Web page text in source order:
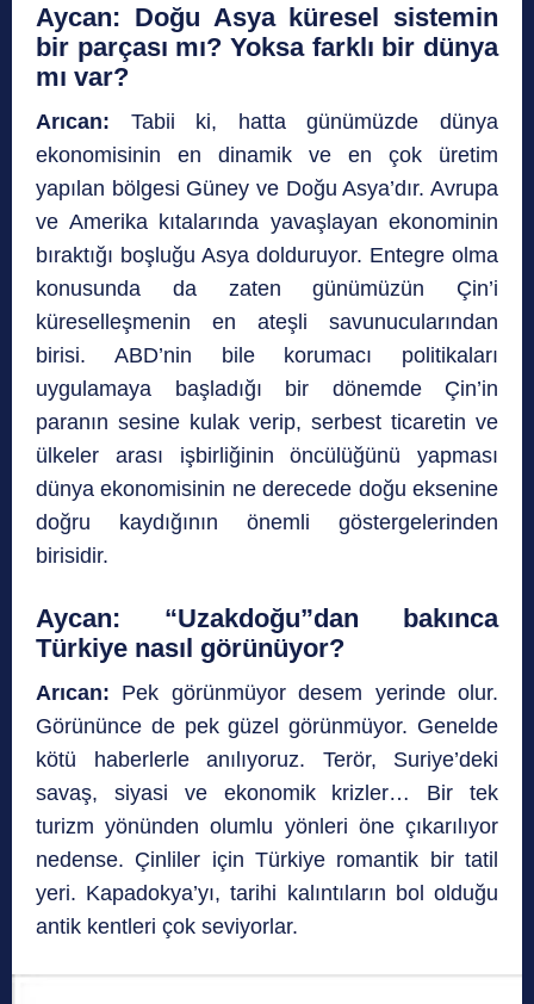
Aycan: Doğu Asya küresel sistemin
bir parçası mı? Yoksa farklı bir dünya
mı var?
Arıcan: Tabii ki, hatta günümüzde dünya
ekonomisinin en dinamik ve en çok üretim
yapılan bölgesi Güney ve Doğu Asya’dır. Avrupa
ve Amerika kıtalarında yavaşlayan ekonominin
bıraktığı boşluğu Asya dolduruyor. Entegre olma
konusunda da zaten günümüzün Çin’i
küreselleşmenin en ateşli savunucularından
birisi. ABD’nin bile korumacı politikaları
uygulamaya başladığı bir dönemde Çin’in
paranın sesine kulak verip, serbest ticaretin ve
ülkeler arası işbirliğinin öncülüğünü yapması
dünya ekonomisinin ne derecede doğu eksenine
doğru kaydığının önemli göstergelerinden
birisidir.
Aycan: “Uzakdoğu”dan bakınca
Türkiye nasıl görünüyor?
Arıcan: Pek görünmüyor desem yerinde olur.
Görününce de pek güzel görünmüyor. Genelde
kötü haberlerle anılıyoruz. Terör, Suriye’deki
savaş, siyasi ve ekonomik krizler… Bir tek
turizm yönünden olumlu yönleri öne çıkarılıyor
nedense. Çinliler için Türkiye romantik bir tatil
yeri. Kapadokya’yı, tarihi kalıntıların bol olduğu
antik kentleri çok seviyorlar.